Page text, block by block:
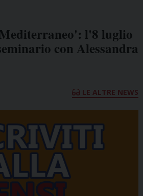
l'8 luglio
con Alessandra
LE ALTRE NEWS